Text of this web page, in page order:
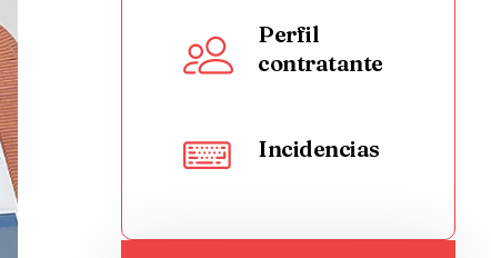
Perfil
contratante
Incidencias